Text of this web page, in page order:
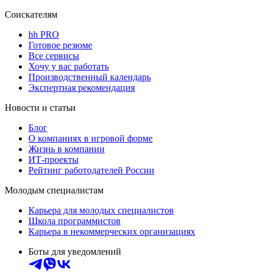
Соискателям
hh PRO
Готовое резюме
Все сервисы
Хочу у вас работать
Производственный календарь
Экспертная рекомендация
Новости и статьи
Блог
О компаниях в игровой форме
Жизнь в компании
ИТ-проекты
Рейтинг работодателей России
Молодым специалистам
Карьера для молодых специалистов
Школа программистов
Карьера в некоммерческих организациях
Боты для уведомлений